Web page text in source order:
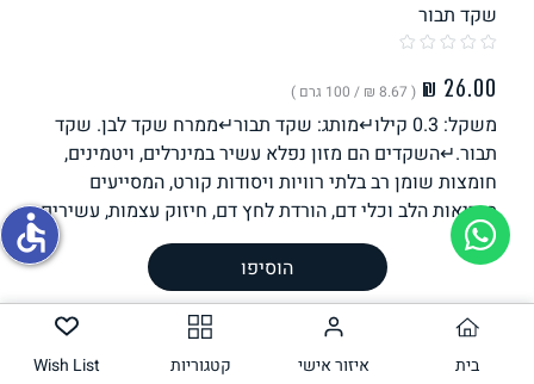
גבינות טבעוניות
שקד תבור
( ‏8.67 ₪ / 100 גרם )
משקל: 0.3 קילו↵מותג: שקד תבור↵ממרח שקד לבן. שקד
תבור.↵השקדים הם מזון נפלא עשיר במינרלים, ויטמינים,
חומצות שומן רב בלתי רוויות ויסודות קורט, המסייעים
בבריאות הלב וכלי דם, הורדת לחץ דם, חיזוק עצמות, עשירים
מאוד בסידן, מגנזיום וויטמין E, מאזנים
משקל וכמות
1 יחידה, 300.00גרם ליחידה
הכנה
רכיבים
הוסיפו
בית איזור אישי קטגוריות Wish List
accessible